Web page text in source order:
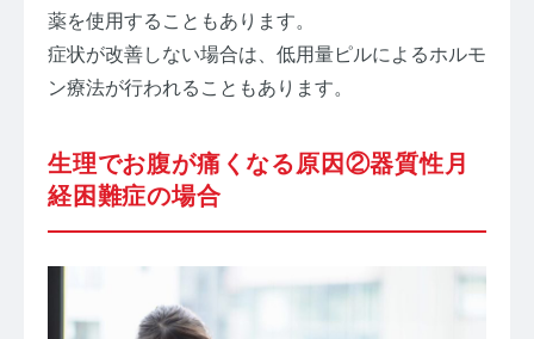
薬を使用することもあります。
症状が改善しない場合は、低用量ピルによるホルモ
ン療法が行われることもあります。
生理でお腹が痛くなる原因②器質性月
経困難症の場合